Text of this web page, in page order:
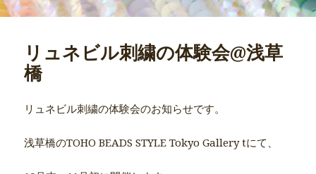
リュネビル刺繍の体験会@浅草
橋
リュネビル刺繍の体験会のお知らせです。
浅草橋のTOHO BEADS STYLE Tokyo Gallery tにて、